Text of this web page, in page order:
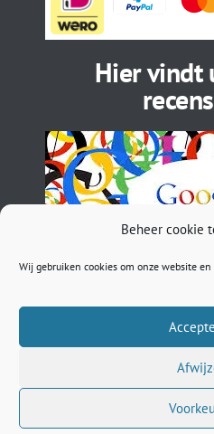
Beheer cookie
Wij gebruiken cookies om onze website
Hier vindt
BTW: NL002027505B71 |
89ASNB 0781261422 |
Gravin Helenastraat 9 5221
Netherlands | KvK: